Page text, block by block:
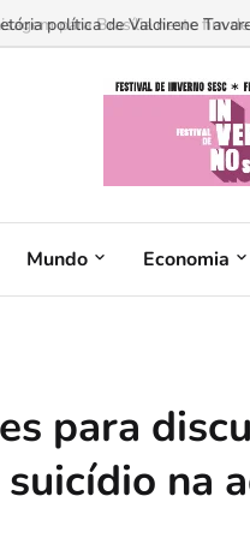
para Brasília neste fim de
Mundo Economia
para
na